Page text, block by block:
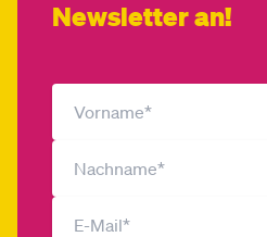
Newsletter an!